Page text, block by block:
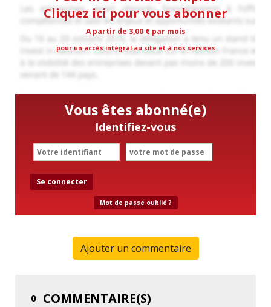
Cliquez ici pour vous abonner
A partir de 3,00 € par mois
pour un accès intégral au site et à nos services
Vous êtes abonné(e)
Identifiez-vous
Se connecter
Mot de passe oublié ?
Ajouter un commentaire
0 COMMENTAIRE(S)